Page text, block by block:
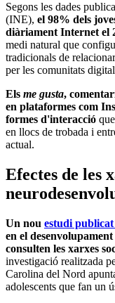
Segons les dades
(INE), el 98% dels
diàriament Internet el
medi natural que
tradicionals de
per les comunitats
Els me gusta,
en plataformes com
formes d'interacció
en llocs de trobada i
actual.
Efectes de les
Un nou estudi
en el
consulten les xarxes
investigació realitzada
Carolina del Nord
adolescents que fan un